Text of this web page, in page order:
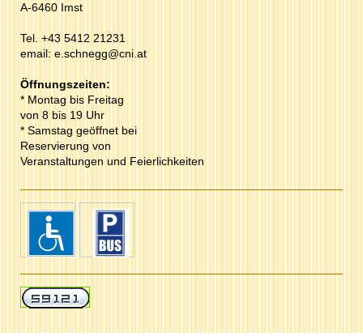
A-6460 Imst
Tel. +43 5412 21231
email: e.schnegg@cni.at
Öffnungszeiten:
* Montag bis Freitag
von 8 bis 19 Uhr
* Samstag geöffnet bei
Reservierung von
Veranstaltungen und Feierlichkeiten